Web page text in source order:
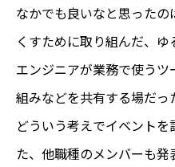
なかでも良いなと思った
くすために取り組んだ、
エンジニアが業務で使う
組みなどを共有する場だ
どういう考えでイベント
た、他職種のメンバーも